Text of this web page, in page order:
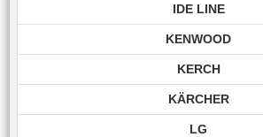
IDE LINE
KENWOOD
KERCH
KÄRCHER
LG